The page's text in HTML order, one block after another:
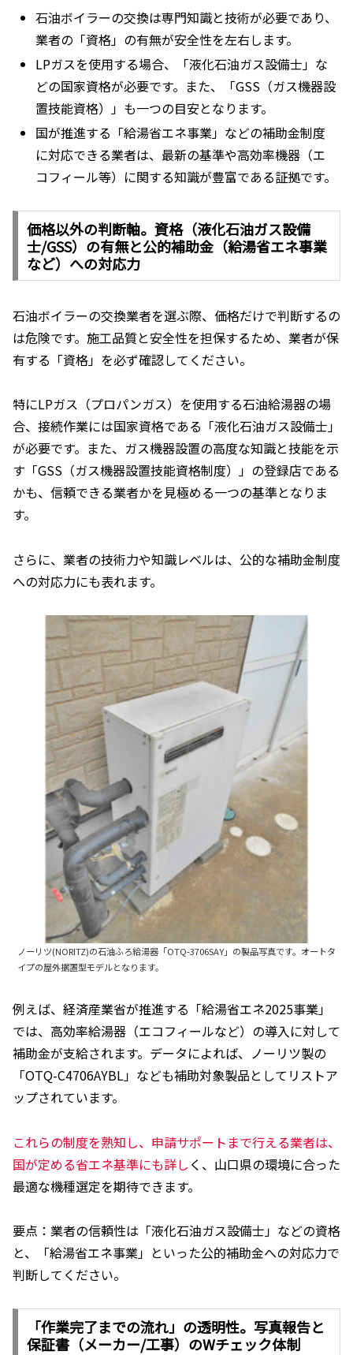
石油ボイラーの交換は専門知識と技術が必要であり、
業者の「資格」の有無が安全性を左右します。
LPガスを使用する場合、「液化石油ガス設備士」な
どの国家資格が必要です。また、「GSS（ガス機器設
置技能資格）」も一つの目安となります。
国が推進する「給湯省エネ事業」などの補助金制度
に対応できる業者は、最新の基準や高効率機器（エ
コフィール等）に関する知識が豊富である証拠です。
価格以外の判断軸。資格（液化石油ガス設備
士/GSS）の有無と公的補助金（給湯省エネ事業
など）への対応力
石油ボイラーの交換業者を選ぶ際、価格だけで判断するの
は危険です。施工品質と安全性を担保するため、業者が保
有する「資格」を必ず確認してください。
特にLPガス（プロパンガス）を使用する石油給湯器の場
合、接続作業には国家資格である「液化石油ガス設備士」
が必要です。また、ガス機器設置の高度な知識と技能を示
す「GSS（ガス機器設置技能資格制度）」の登録店である
かも、信頼できる業者かを見極める一つの基準となりま
す。
さらに、業者の技術力や知識レベルは、公的な補助金制度
への対応力にも表れます。
ノーリツ(NORITZ)の石油ふろ給湯器「OTQ-3706SAY」の製品写真です。オートタ
イプの屋外据置型モデルとなります。
例えば、経済産業省が推進する「給湯省エネ2025事業」
では、高効率給湯器（エコフィールなど）の導入に対して
補助金が支給されます。データによれば、ノーリツ製の
「OTQ-C4706AYBL」なども補助対象製品としてリストア
ップされています。
これらの制度を熟知し、申請サポートまで行える業者は、
国が定める省エネ基準にも詳し く、山口県の環境に合った
最適な機種選定を期待できます。
要点：業者の信頼性は「液化石油ガス設備士」などの資格
と、「給湯省エネ事業」といった公的補助金への対応力で
判断してください。
「作業完了までの流れ」の透明性。写真報告と
保証書（メーカー/工事）のWチェック体制